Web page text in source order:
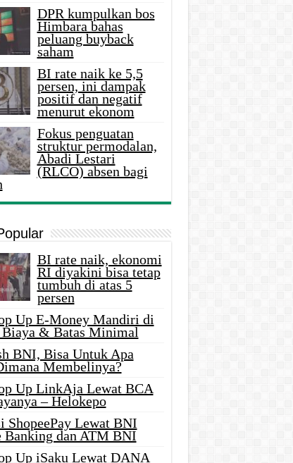
DPR kumpulkan bos
Himbara bahas
peluang buyback
saham
BI rate naik ke 5,5
persen, ini dampak
positif dan negatif
menurut ekonom
Fokus penguatan
struktur permodalan,
Abadi Lestari
(RLCO) absen bagi
BI rate naik, ekonomi
RI diyakini bisa tetap
tumbuh di atas 5
persen
Up E-Money Mandiri di
& Batas Minimal
BNI, Bisa Untuk Apa
Membelinya?
Up LinkAja Lewat BCA
– Helokepo
ShopeePay Lewat BNI
dan ATM BNI
Up iSaku Lewat DANA